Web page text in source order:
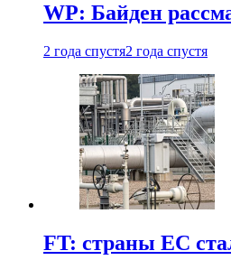
WP: Байден
2 года спустя2 года спустя
FT: страны ЕС